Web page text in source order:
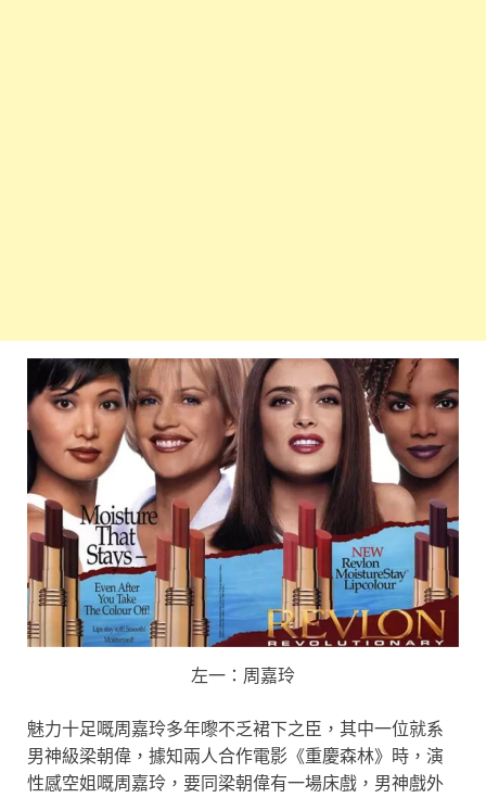
左一：周嘉玲
魅力十足嘅周嘉玲多年嚟不乏裙下之臣，其中一位就系
男神級梁朝偉，據知兩人合作電影《重慶森林》時，演
性感空姐嘅周嘉玲，要同梁朝偉有一場床戲，男神戲外